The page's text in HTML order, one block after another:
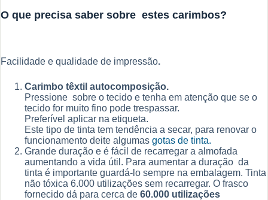
O que precisa saber sobre estes carimbos?
Facilidade e qualidade de impressão.
Carimbo têxtil autocomposição.
Pressione sobre o tecido e tenha em atenção que se o
tecido for muito fino pode trespassar.
Preferível aplicar na etiqueta.
Este tipo de tinta tem tendência a secar, para renovar o
funcionamento deite algumas gotas de tinta.
Grande duração e é fácil de recarregar a almofada
aumentando a vida útil. Para aumentar a duração da
tinta é importante guardá-lo sempre na embalagem. Tinta
não tóxica 6.000 utilizações sem recarregar. O frasco
fornecido dá para cerca de 60.000 utilizações